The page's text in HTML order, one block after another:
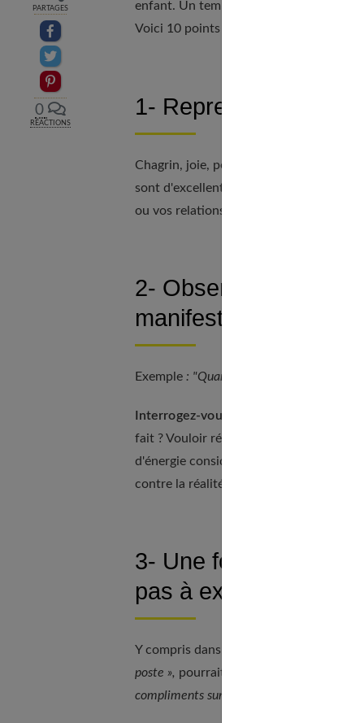
PARTAGES
Partager sur facebook
Partager sur Twitter
Epingler sur Pinterest
0
RÉACTIONS
enfant. Un temps de remise en
Voici 10 points pour vous y aider.
1- Reprenez contact
Chagrin, joie, peur...
sont d'excellents guides pour vous
ou vos relations.
2- Observez les
manifeste et creusez
Exemple : "Quand je suis avec ma mère,
Interrogez-vous :
fait ? Vouloir répondre à une
d'énergie considérable qui peut mener
contre la réalité !
3- Une fois vos
pas à exprimer vos
Y compris dans le travail. Chacun y
poste », pourrait ainsi annoncer une
compliments sur mon travail ne me motive